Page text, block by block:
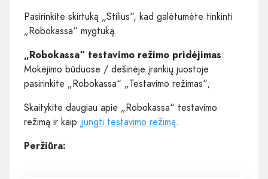
Pasirinkite skirtuką „Stilius“, kad galėtumėte tinkinti
„Robokassa“ mygtuką.
„Robokassa“ testavimo režimo pridėjimas:
Mokėjimo būduose / dešinėje įrankių juostoje
pasirinkite „Robokassa“ „Testavimo režimas“;
Skaitykite daugiau apie „Robokassa“ testavimo
režimą ir kaip įjungti testavimo režimą.
Peržiūra: